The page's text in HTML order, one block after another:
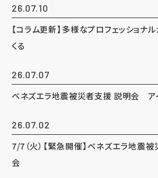
26.07.10
【コラム更新】多様なプロフェッショナ
くる
26.07.07
ベネズエラ地震被災者支援 説明会 ア
26.07.02
7/7（火）【緊急開催】ベネズエラ地震
会